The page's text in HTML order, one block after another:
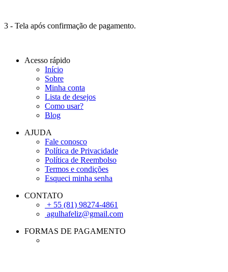
3 - Tela após confirmação de pagamento.
Acesso rápido
Início
Sobre
Minha conta
Lista de desejos
Como usar?
Blog
AJUDA
Fale conosco
Política de Privacidade
Política de Reembolso
Termos e condições
Esqueci minha senha
CONTATO
+ 55 (81) 98274-4861
agulhafeliz@gmail.com
FORMAS DE PAGAMENTO